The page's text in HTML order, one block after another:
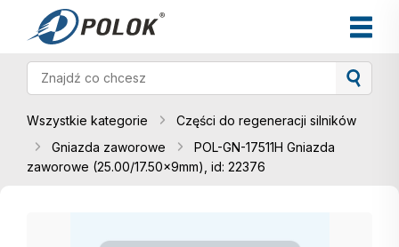
Wszystkie kategorie
Części do regeneracji silników
Gniazda zaworowe
POL-GN-17511H Gniazda
zaworowe (25.00/17.50x9mm), id: 22376